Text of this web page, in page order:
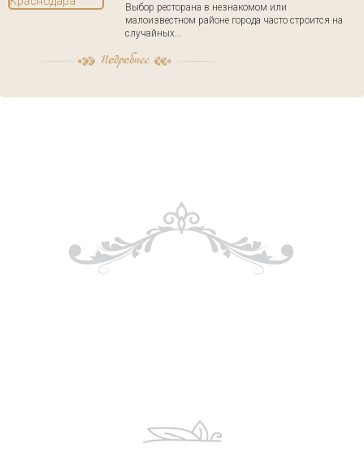
Выбор ресторана в незнакомом или
малоизвестном районе города часто строится на
случайных...